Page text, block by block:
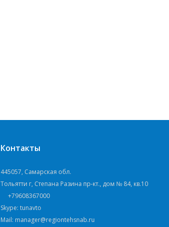
Контакты
445057, Самарская обл.
Тольятти г, Степана Разина пр-кт., дом № 84, кв.10
+79608367000
Skype: tunavto
Mail: manager@regiontehsnab.ru